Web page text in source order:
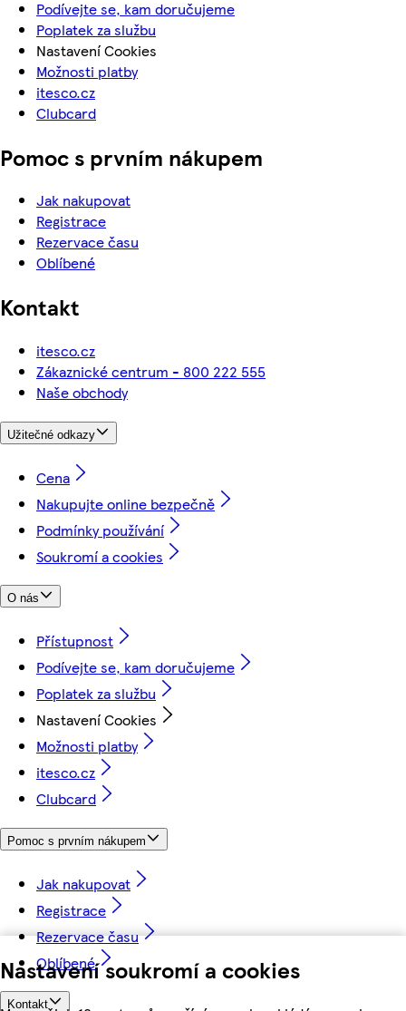
Nastavení soukromí a cookies
Podívejte se, kam doručujeme
Poplatek za službu
Nastavení Cookies
Možnosti platby
itesco.cz
Clubcard
Pomoc s prvním nákupem
Jak nakupovat
Registrace
Rezervace času
Oblíbené
Kontakt
itesco.cz
Zákaznické centrum - 800 222 555
Naše obchody
Užitečné odkazy
Cena
Nakupujte online bezpečně
Podmínky používání
Soukromí a cookies
O nás
Přístupnost
Podívejte se, kam doručujeme
Poplatek za službu
Nastavení Cookies
Možnosti platby
itesco.cz
Clubcard
Pomoc s prvním nákupem
Jak nakupovat
Registrace
Rezervace času
Oblíbené
Kontakt